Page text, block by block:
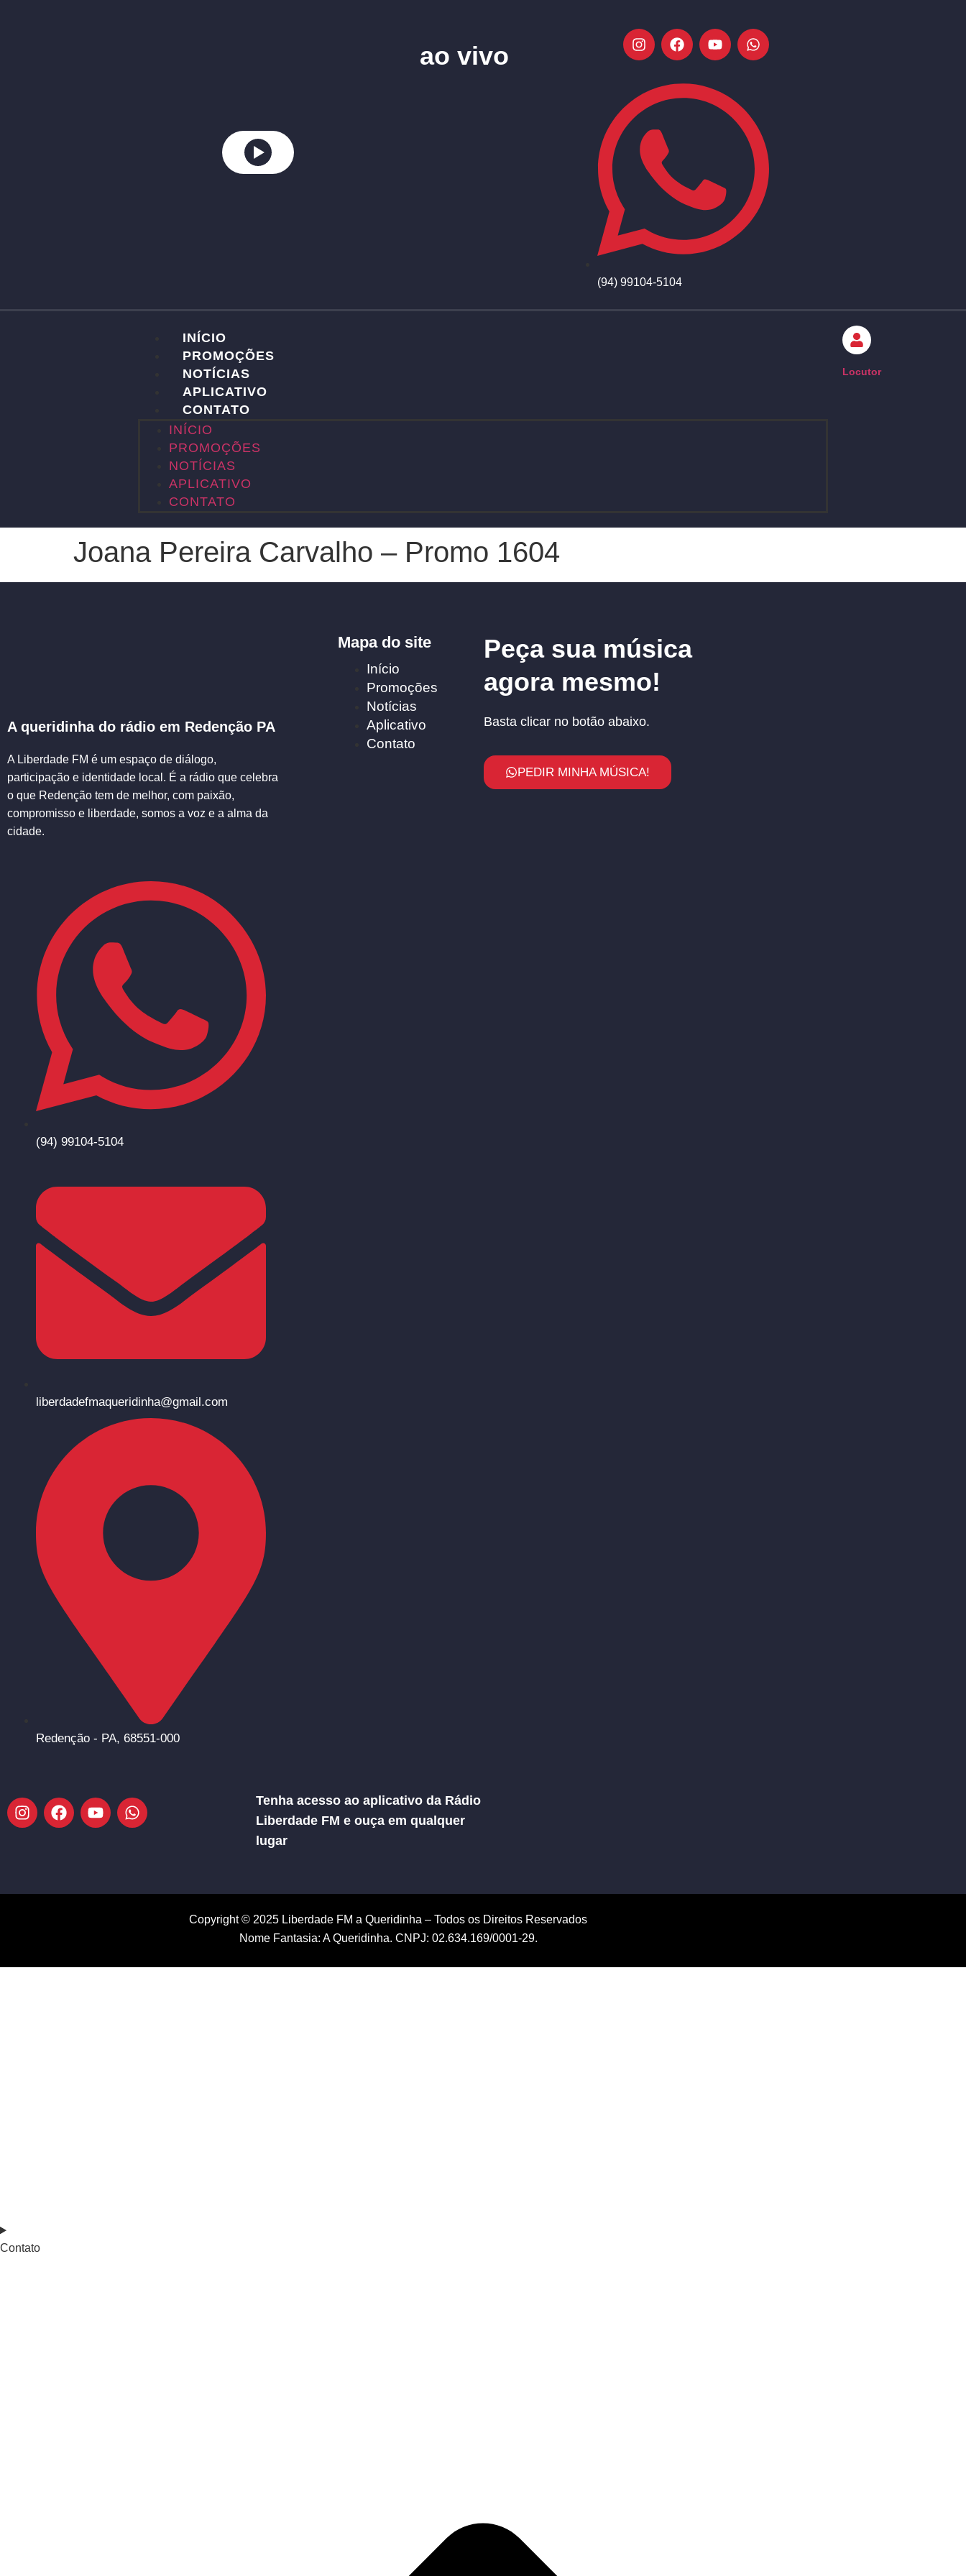
ao vivo
(94) 99104-5104
INÍCIO
PROMOÇÕES
NOTÍCIAS
APLICATIVO
CONTATO
INÍCIO
PROMOÇÕES
NOTÍCIAS
APLICATIVO
CONTATO
Locutor
Joana Pereira Carvalho – Promo 1604
A queridinha do rádio em Redenção PA
A Liberdade FM é um espaço de diálogo,
participação e identidade local. É a rádio que celebra
o que Redenção tem de melhor, com paixão,
compromisso e liberdade, somos a voz e a alma da
cidade.
(94) 99104-5104
liberdadefmaqueridinha@gmail.com
Redenção - PA, 68551-000
Mapa do site
Início
Promoções
Notícias
Aplicativo
Contato
Peça sua música
agora mesmo!
Basta clicar no botão abaixo.
PEDIR MINHA MÚSICA!
Tenha acesso ao aplicativo da Rádio
Liberdade FM e ouça em qualquer
lugar
Copyright © 2025 Liberdade FM a Queridinha – Todos os Direitos Reservados
Nome Fantasia: A Queridinha. CNPJ: 02.634.169/0001-29.
Contato